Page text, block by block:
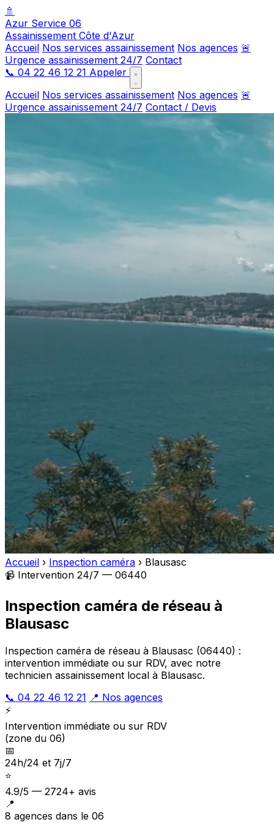
🚿
Azur Service 06
Assainissement Côte d'Azur
Accueil Nos services assainissement Nos agences 🚨
Urgence assainissement 24/7 Contact
📞 04 22 46 12 21 Appeler
Accueil Nos services assainissement Nos agences 🚨
Urgence assainissement 24/7 Contact / Devis
Accueil › Inspection caméra › Blausasc
📹 Intervention 24/7 — 06440
Inspection caméra de réseau à
Blausasc
Inspection caméra de réseau à Blausasc (06440) :
intervention immédiate ou sur RDV, avec notre
technicien assainissement local à Blausasc.
📞 04 22 46 12 21 📍 Nos agences
⚡
Intervention immédiate ou sur RDV
(zone du 06)
📅
24h/24 et 7j/7
⭐
4.9/5 — 2724+ avis
📍
8 agences dans le 06